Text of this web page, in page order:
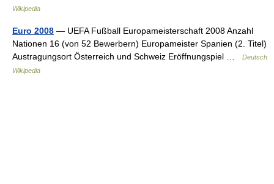
Wikipedia
Euro 2008 — UEFA Fußball Europameisterschaft 2008 Anzahl
Nationen 16 (von 52 Bewerbern) Europameister Spanien (2. Titel)
Austragungsort Österreich und Schweiz Eröffnungspiel …
Deutsch
Wikipedia